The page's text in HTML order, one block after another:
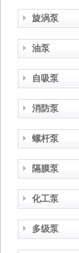
旋涡泵
油泵
自吸泵
消防泵
螺杆泵
隔膜泵
化工泵
多级泵